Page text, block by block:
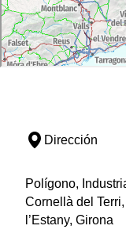
Dirección
Polígono,
Cornellà del
l’Estany, Girona